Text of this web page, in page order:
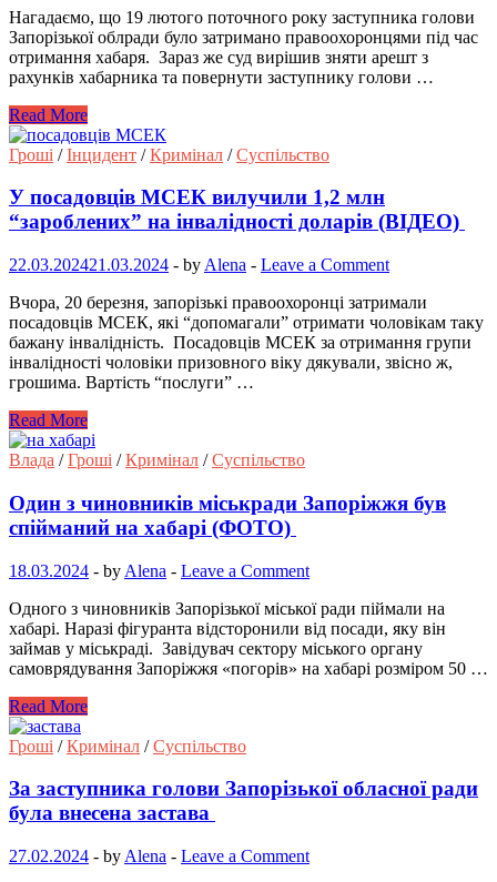
Нагадаємо, що 19 лютого поточного року заступника голови
Запорізької облради було затримано правоохоронцями під час
отримання хабаря. Зараз же суд вирішив зняти арешт з
рахунків хабарника та повернути заступнику голови …
Read More
Гроші /Інцидент /Кримінал /Суспільство
У посадовців МСЕК вилучили 1,2 млн
“зароблених” на інвалідності доларів (ВІДЕО)
22.03.202421.03.2024 - by Alena - Leave a Comment
Вчора, 20 березня, запорізькі правоохоронці затримали
посадовців МСЕК, які “допомагали” отримати чоловікам таку
бажану інвалідність. Посадовців МСЕК за отримання групи
інвалідності чоловіки призовного віку дякували, звісно ж,
грошима. Вартість “послуги” …
Read More
Влада /Гроші /Кримінал /Суспільство
Один з чиновників міськради Запоріжжя був
спійманий на хабарі (ФОТО)
18.03.2024 - by Alena - Leave a Comment
Одного з чиновників Запорізької міської ради піймали на
хабарі. Наразі фігуранта відсторонили від посади, яку він
займав у міськраді. Завідувач сектору міського органу
самоврядування Запоріжжя «погорів» на хабарі розміром 50 …
Read More
Гроші /Кримінал /Суспільство
За заступника голови Запорізької обласної ради
була внесена застава
27.02.2024 - by Alena - Leave a Comment